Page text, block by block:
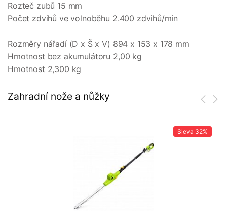
Rozteč zubů 15 mm
Počet zdvihů ve volnoběhu 2.400 zdvihů/min
Rozměry nářadí (D x Š x V) 894 x 153 x 178 mm
Hmotnost bez akumulátoru 2,00 kg
Hmotnost 2,300 kg
Zahradní nože a nůžky
Sleva 32%